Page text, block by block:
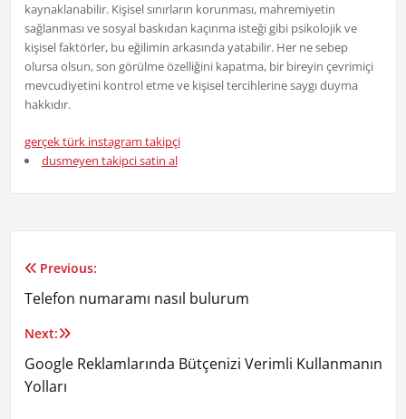
kaynaklanabilir. Kişisel sınırların korunması, mahremiyetin
sağlanması ve sosyal baskıdan kaçınma isteği gibi psikolojik ve
kişisel faktörler, bu eğilimin arkasında yatabilir. Her ne sebep
olursa olsun, son görülme özelliğini kapatma, bir bireyin çevrimiçi
mevcudiyetini kontrol etme ve kişisel tercihlerine saygı duyma
hakkıdır.
gerçek türk instagram takipçi
dusmeyen takipci satin al
Yazı
gezinmesi
Previous:
Telefon numaramı nasıl bulurum
Next:
Google Reklamlarında Bütçenizi Verimli Kullanmanın
Yolları